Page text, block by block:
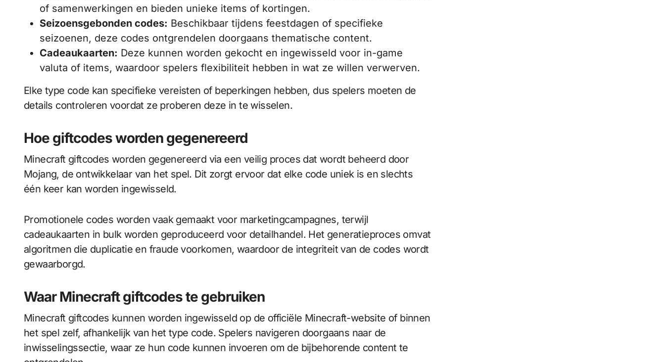
of samenwerkingen en bieden unieke items of kortingen.
Seizoensgebonden codes: Beschikbaar tijdens feestdagen of specifieke
seizoenen, deze codes ontgrendelen doorgaans thematische content.
Cadeaukaarten: Deze kunnen worden gekocht en ingewisseld voor in-game
valuta of items, waardoor spelers flexibiliteit hebben in wat ze willen verwerven.
Elke type code kan specifieke vereisten of beperkingen hebben, dus spelers moeten de
details controleren voordat ze proberen deze in te wisselen.
Hoe giftcodes worden gegenereerd
Minecraft giftcodes worden gegenereerd via een veilig proces dat wordt beheerd door
Mojang, de ontwikkelaar van het spel. Dit zorgt ervoor dat elke code uniek is en slechts
één keer kan worden ingewisseld.
Promotionele codes worden vaak gemaakt voor marketingcampagnes, terwijl
cadeaukaarten in bulk worden geproduceerd voor detailhandel. Het generatieproces omvat
algoritmen die duplicatie en fraude voorkomen, waardoor de integriteit van de codes wordt
gewaarborgd.
Waar Minecraft giftcodes te gebruiken
Minecraft giftcodes kunnen worden ingewisseld op de officiële Minecraft-website of binnen
het spel zelf, afhankelijk van het type code. Spelers navigeren doorgaans naar de
inwisselingssectie, waar ze hun code kunnen invoeren om de bijbehorende content te